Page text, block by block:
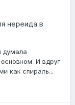
нереида в
думала
И вдруг
как спираль...